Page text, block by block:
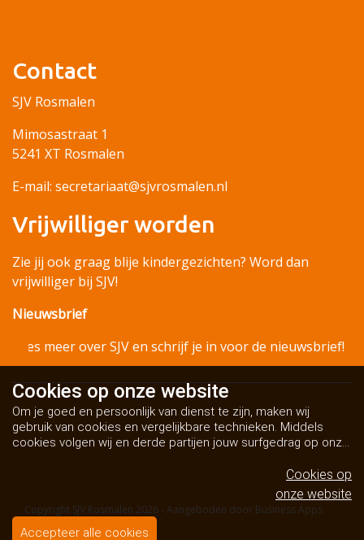
Contact
SJV Rosmalen
Mimosastraat 1
5241 XT Rosmalen
E-mail: secretariaat@sjvrosmalen.nl
Vrijwilliger worden
Zie jij ook graag blije kindergezichten? Word dan
vrijwilliger bij SJV!
Nieuwsbrief
Lees meer over SJV en schrijf je in voor de nieuwsbrief!
Copyright SJV Rosmalen 2026 - Aangeboden door Business Apps
Algemene voorwaarden
Cookies op onze website
Om je goed en persoonlijk van dienst te zijn, maken wij
gebruik van cookies en vergelijkbare technieken. Middels
cookies volgen wij en derde partijen jouw surfgedrag op onze
en dit maakt het voor jou mogelijk om informatie te delen via
Cookies op
onze website
Accepteer alle cookies